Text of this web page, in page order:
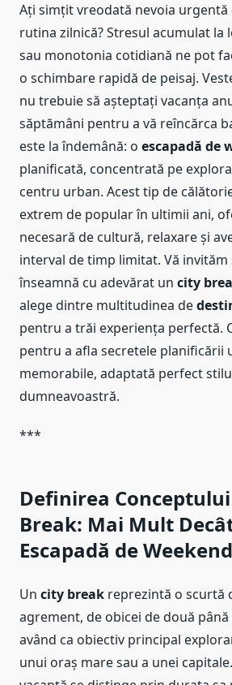
Ați simțit vreodată nevoia urgentă
rutina zilnică? Stresul acumulat la
sau monotonia cotidiană ne pot
o schimbare rapidă de peisaj.
nu trebuie să așteptați vacanța
săptămâni pentru a vă reîncărca
este la îndemână: o escapadă de
planificată, concentrată pe
centru urban. Acest tip de
extrem de popular în ultimii ani,
necesară de cultură, relaxare și
interval de timp limitat. Vă invităm
înseamnă cu adevărat un city
alege dintre multitudinea de
pentru a trăi experiența perfectă.
pentru a afla secretele planificării
memorabile, adaptată perfect
dumneavoastră.
***
Definirea
Break: Mai Mult
Escapadă de Weekend
Un city break reprezintă o scurtă
agrement, de obicei de două
având ca obiectiv principal
unui oraș mare sau a unei